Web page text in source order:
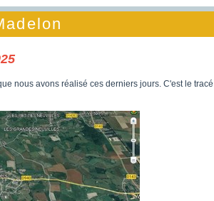
nous avons réalisé ces derniers jours. C'est le